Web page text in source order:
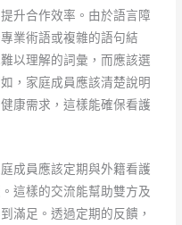
升合作效率。由於語言障
業術語或複雜的語句結
以理解的詞彙，而應該選
，家庭成員應該清楚說明
康需求，這樣能確保看護
成員應該定期與外籍看護
這樣的交流能幫助雙方及
滿足。透過定期的反饋，